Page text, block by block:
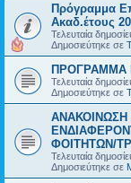
Πρόγραμμα
Ακαδ.έτους
Τελευταία
Δημοσιεύτηκε σε
ΠΡΟΓΡΑΜΜΑ
Τελευταία
Δημοσιεύτηκε σε
ΦΟΙΤΗΤΩΝ/
Τελευταία
Δημοσιεύτηκε σε